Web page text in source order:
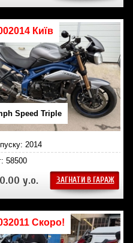
Київ
Speed Triple
2014
58500
у.о. ЗАГНАТИ В ГАРАЖ
Скоро!